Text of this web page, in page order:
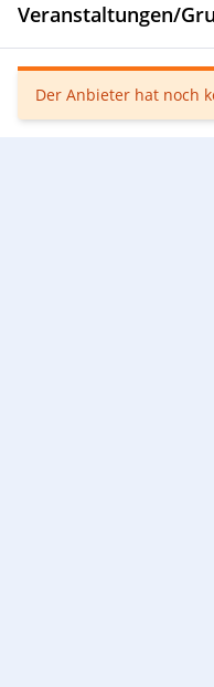
Veranstaltungen/
Der Anbieter hat noch